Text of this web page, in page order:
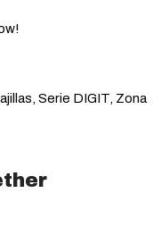
, Serie DIGIT, Zona